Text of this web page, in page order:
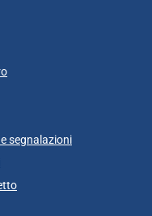
segnalazioni